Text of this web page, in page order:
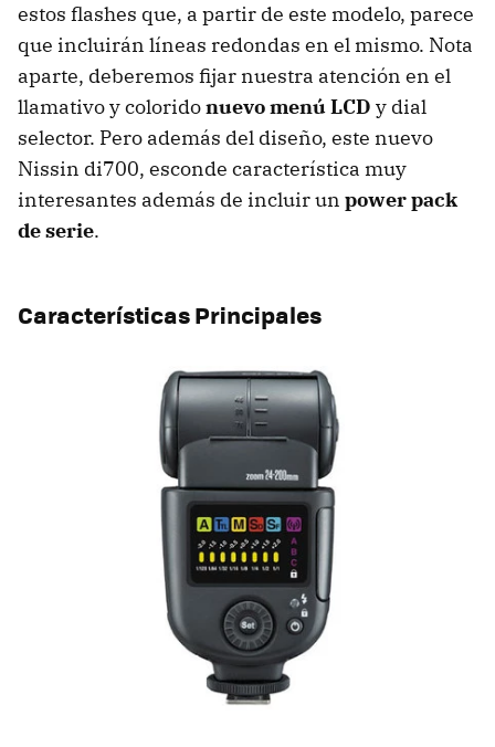
estos flashes que, a partir de este modelo, parece
que incluirán líneas redondas en el mismo. Nota
aparte, deberemos fijar nuestra atención en el
llamativo y coloridonuevo menú LCD y dial
selector. Pero además del diseño, este nuevo
Nissin di700, esconde característica muy
interesantes además de incluir un power pack
de serie.
Características Principales